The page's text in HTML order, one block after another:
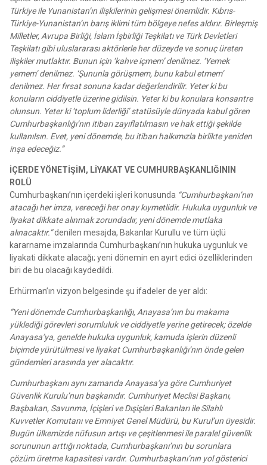
Türkiye ile Yunanistan’ın ilişkilerinin gelişmesi önemlidir. Kıbrıs-
Türkiye-Yunanistan’ın barış iklimi tüm bölgeye nefes aldırır. Birleşmiş
Milletler, Avrupa Birliği, İslam İşbirliği Teşkilatı ve Türk Devletleri
Teşkilatı gibi uluslararası aktörlerle her düzeyde ve sonuç üreten
ilişkiler mutlaktır. Bunun için ‘kahve içmem’ denilmez. ‘Yemek
yemem’ denilmez. ‘Şununla görüşmem, bunu kabul etmem’
denilmez. Her fırsat sonuna kadar değerlendirilir. Yeter ki bu
konuların ciddiyetle üzerine gidilsin. Yeter ki bu konulara konsantre
olunsun. Yeter ki ‘toplum liderliği’ statüsüyle dünyada kabul gören
Cumhurbaşkanlığı’nın itibarı zayıflatılmasın ve hak ettiği şekilde
kullanılsın. Evet, yeni dönemde, bu itibarı halkımızla birlikte yeniden
inşa edeceğiz.”
İÇERDE YÖNETİŞİM, LİYAKAT VE CUMHURBAŞKANLIĞININ
ROLÜ
Cumhurbaşkanı’nın içerdeki işleri konusunda “Cumhurbaşkanı’nın
atacağı her imza, vereceği her onay kıymetlidir. Hukuka uygunluk ve
liyakat dikkate alınmak zorundadır, yeni dönemde mutlaka
alınacaktır.”denilen mesajda, Bakanlar Kurullu ve tüm üçlü
kararname imzalarında Cumhurbaşkanı’nın hukuka uygunluk ve
liyakati dikkate alacağı; yeni dönemin en ayırt edici özelliklerinden
biri de bu olacağı kaydedildi.
Erhürman’ın vizyon belgesinde şu ifadeler de yer aldı:
“Yeni dönemde Cumhurbaşkanlığı, Anayasa’nın bu makama
yüklediği görevleri sorumluluk ve ciddiyetle yerine getirecek; özelde
Anayasa’ya, genelde hukuka uygunluk, kamuda işlerin düzenli
biçimde yürütülmesi ve liyakat Cumhurbaşkanlığı’nın önde gelen
gündemleri arasında yer alacaktır.
Cumhurbaşkanı aynı zamanda Anayasa’ya göre Cumhuriyet
Güvenlik Kurulu’nun başkanıdır. Cumhuriyet Meclisi Başkanı,
Başbakan, Savunma, İçişleri ve Dışişleri Bakanları ile Silahlı
Kuvvetler Komutanı ve Emniyet Genel Müdürü, bu Kurul’un üyesidir.
Bugün ülkemizde nüfusun artışı ve çeşitlenmesi ile paralel güvenlik
sorununun arttığı noktada, Cumhurbaşkanı’nın bu sorunlara
çözüm üretme kapasitesi vardır. Cumhurbaşkanı’nın yol gösterici